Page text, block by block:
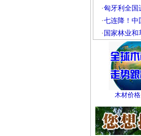
·匈牙利全国
·七连降！中
· 国家林业
木材价